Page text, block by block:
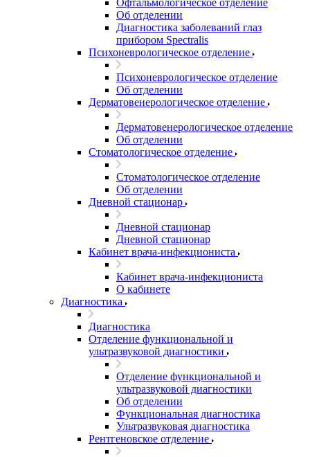
Офтальмологическое отделение
Об отделении
Диагностика заболеваний глаз
прибором Spectralis
Психоневрологическое отделение
Психоневрологическое отделение
Об отделении
Дерматовенерологическое отделение
Дерматовенерологическое отделение
Об отделении
Стоматологическое отделение
Стоматологическое отделение
Об отделении
Дневной стационар
Дневной стационар
Дневной стационар
Кабинет врача-инфекциониста
Кабинет врача-инфекциониста
О кабинете
Диагностика
Диагностика
Отделение функциональной и
ультразвуковой диагностики
Отделение функциональной и
ультразвуковой диагностики
Об отделении
Функциональная диагностика
Ультразвуковая диагностика
Рентгеновское отделение